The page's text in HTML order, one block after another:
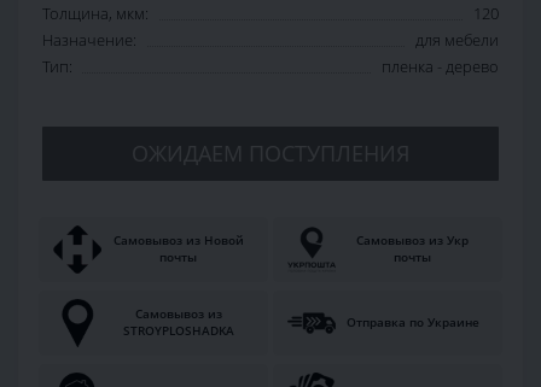
Толщина, мкм:
120
Назначение:
для мебели
Тип:
пленка - дерево
ОЖИДАЕМ ПОСТУПЛЕНИЯ
Самовывоз из Новой
почты
Самовывоз из Укр
почты
Самовывоз из
STROYPLOSHADKA
Отправка по Украине